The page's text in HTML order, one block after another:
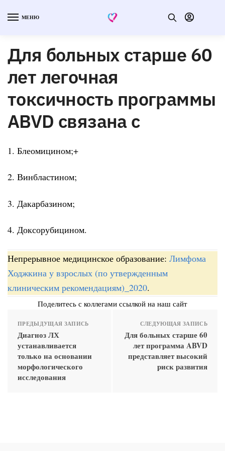
МЕНЮ
Для больных старше 60
лет легочная
токсичность программы
ABVD связана с
1. Блеомицином;+
2. Винбластином;
3. Дакарбазином;
4. Доксорубицином.
Непрерывное медицинское образование: Лимфома
Ходжкина у взрослых (по утвержденным
клиническим рекомендациям)_2020.
Поделитесь с коллегами ссылкой на наш сайт
ПРЕДЫДУЩАЯ ЗАПИСЬ
Диагноз ЛХ
устанавливается
только на основании
морфологического
исследования
СЛЕДУЮЩАЯ ЗАПИСЬ
Для больных старше 60
лет программа ABVD
представляет высокий
риск развития